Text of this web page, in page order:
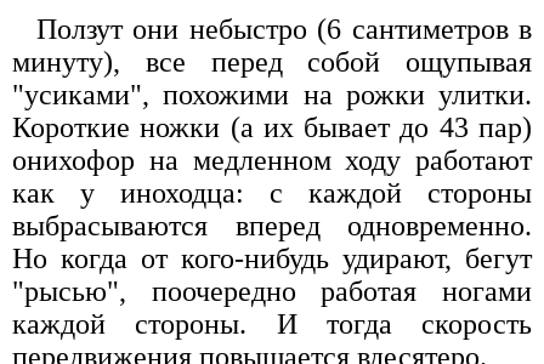
Ползут они небыстро (6 сантиметров в
минуту), все перед собой ощупывая
"усиками", похожими на рожки улитки.
Короткие ножки (а их бывает до 43 пар)
онихофор на медленном ходу работают
как у иноходца: с каждой стороны
выбрасываются вперед одновременно.
Но когда от кого-нибудь удирают, бегут
"рысью", поочередно работая ногами
каждой стороны. И тогда скорость
передвижения повышается вдесятеро.